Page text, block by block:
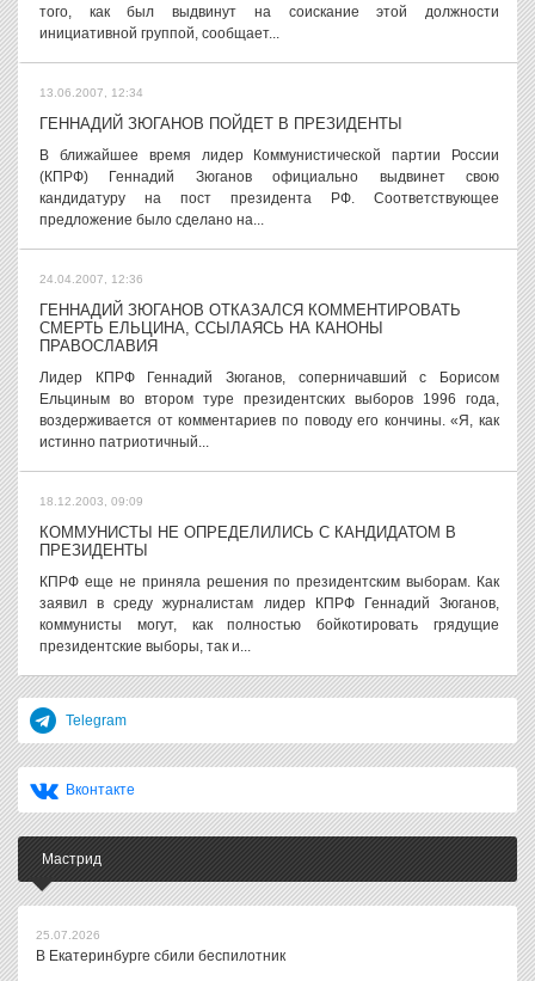
того, как был выдвинут на соискание этой должности
инициативной группой, сообщает...
13.06.2007, 12:34
ГЕННАДИЙ ЗЮГАНОВ ПОЙДЕТ В ПРЕЗИДЕНТЫ
В ближайшее время лидер Коммунистической партии России
(КПРФ) Геннадий Зюганов официально выдвинет свою
кандидатуру на пост президента РФ. Соответствующее
предложение было сделано на...
24.04.2007, 12:36
ГЕННАДИЙ ЗЮГАНОВ ОТКАЗАЛСЯ КОММЕНТИРОВАТЬ
СМЕРТЬ ЕЛЬЦИНА, ССЫЛАЯСЬ НА КАНОНЫ
ПРАВОСЛАВИЯ
Лидер КПРФ Геннадий Зюганов, соперничавший с Борисом
Ельциным во втором туре президентских выборов 1996 года,
воздерживается от комментариев по поводу его кончины. «Я, как
истинно патриотичный...
18.12.2003, 09:09
КОММУНИСТЫ НЕ ОПРЕДЕЛИЛИСЬ С КАНДИДАТОМ В
ПРЕЗИДЕНТЫ
КПРФ еще не приняла решения по президентским выборам. Как
заявил в среду журналистам лидер КПРФ Геннадий Зюганов,
коммунисты могут, как полностью бойкотировать грядущие
президентские выборы, так и...
Telegram
Вконтакте
Мастрид
25.07.2026
В Екатеринбурге сбили беспилотник